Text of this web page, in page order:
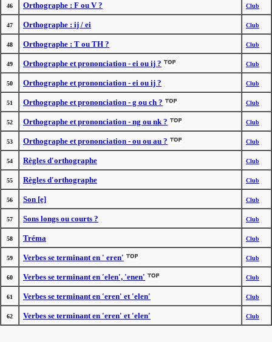
46 Orthographe : F ou V ? Club
47 Orthographe : ij / ei Club
48 Orthographe : T ou TH ? Club
49 Orthographe et prononciation - ei ou ij ? Club
50 Orthographe et prononciation - ei ou ij ? Club
51 Orthographe et prononciation - g ou ch ? Club
52 Orthographe et prononciation - ng ou nk ? Club
53 Orthographe et prononciation - ou ou au ? Club
54 Règles d'orthographe Club
55 Règles d'orthographe Club
56 Son [e] Club
57 Sons longs ou courts ? Club
58 Tréma Club
59 Verbes se terminant en ' eren' Club
60 Verbes se terminant en 'elen', 'enen' Club
61 Verbes se terminant en 'eren' et 'elen' Club
62 Verbes se terminant en 'eren' et 'elen' Club